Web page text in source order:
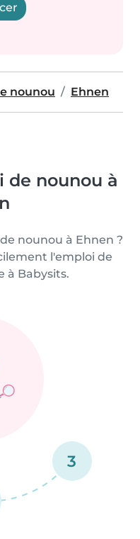
nounou Ehnen
de nounou à
nounou à Ehnen ?
l'emploi de
à Babysits.
3